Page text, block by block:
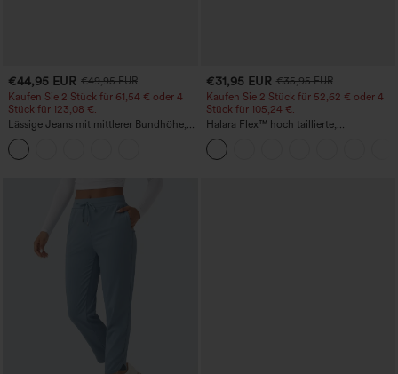
€44,95 EUR €49,95 EUR
Kaufen Sie 2 Stück für 61,54 € oder 4
Stück für 123,08 €.
Lässige Jeans mit mittlerer Bundhöhe,
Kordelzug und Taschen
€31,95 EUR €35,95 EUR
Kaufen Sie 2 Stück für 52,62 € oder 4
Stück für 105,24 €.
Halara Flex™ hoch taillierte,
figurformende Arbeitshose, die die Taille
schmaler wirken lässt, mit Taschen,
weitem Bein und Mikro-Waffelstruktur